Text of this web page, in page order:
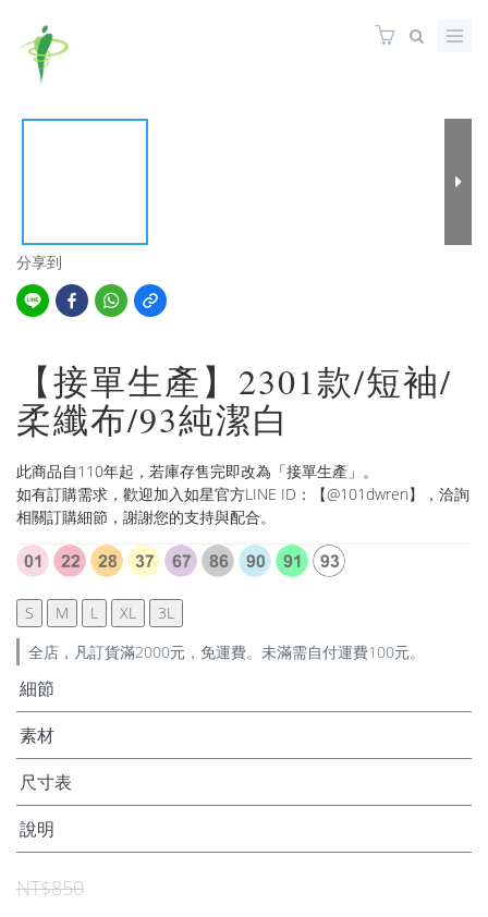
分享到
【接單生產】2301款/短袖/
柔纖布/93純潔白
此商品自110年起，若庫存售完即改為「接單生產」。
如有訂購需求，歡迎加入如星官方LINE ID：【@101dwren】，洽詢
相關訂購細節，謝謝您的支持與配合。
S M L XL
3L
全店，凡訂貨滿2000元，免運費。未滿需自付運費100元。
細節
素材
尺寸表
說明
NT$850